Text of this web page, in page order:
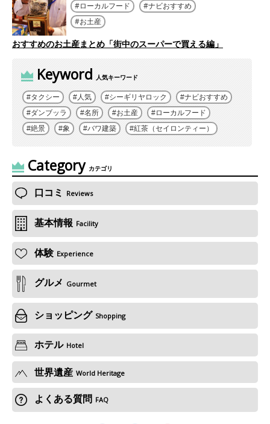
ローカルフード
ナビおすすめ
お土産
おすすめのお土産まとめ「街中のスーパーで買える編」
Keyword 人気キーワード
タクシー 人気 シーギリヤロック
ナビおすすめ
ダンブッラ
名所 お土産
ローカルフード
絶景
象 バワ建築 紅茶（セイロンティー）
Category カテゴリ
口コミ Reviews
基本情報 Facility
体験 Experience
グルメ Gourmet
ショッピング Shopping
ホテル Hotel
世界遺産 World Heritage
よくある質問 FAQ